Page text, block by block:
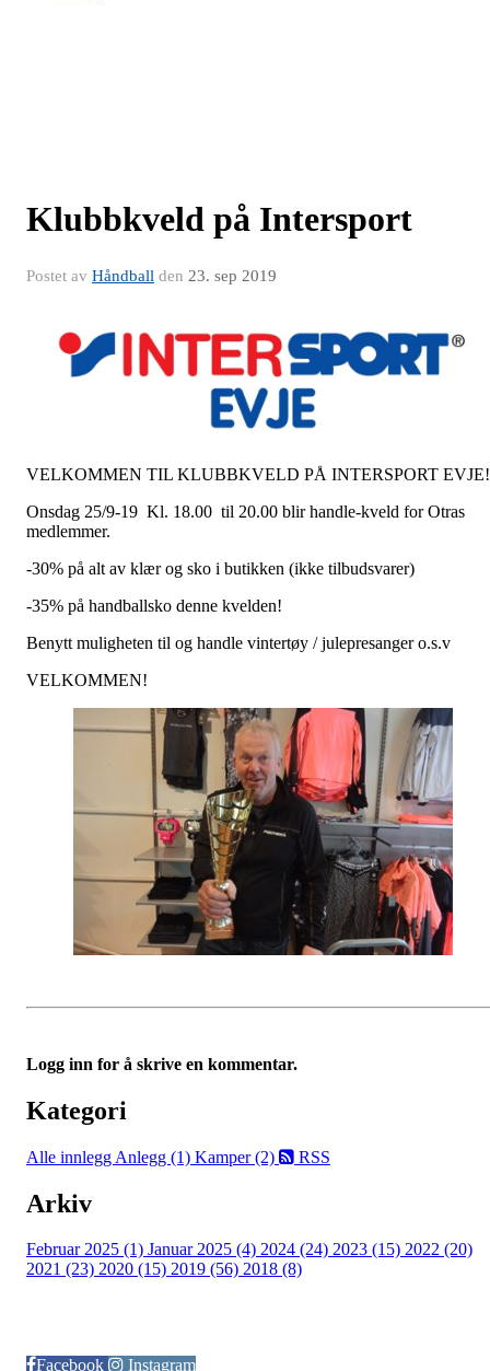
Klubbkveld på Intersport
Postet av Håndball den 23. sep 2019
VELKOMMEN TIL KLUBBKVELD PÅ INTERSPORT EVJE!
Onsdag 25/9-19 Kl. 18.00 til 20.00 blir handle-kveld for Otras
medlemmer.
-30% på alt av klær og sko i butikken (ikke tilbudsvarer)
-35% på handballsko denne kvelden!
Benytt muligheten til og handle vintertøy / julepresanger o.s.v
VELKOMMEN!
Logg inn for å skrive en kommentar.
Kategori
Alle innlegg Anlegg (1) Kamper (2) RSS
Arkiv
Februar 2025 (1) Januar 2025 (4) 2024 (24) 2023 (15) 2022 (20)
2021 (23) 2020 (15) 2019 (56) 2018 (8)
Facebook
Instagram